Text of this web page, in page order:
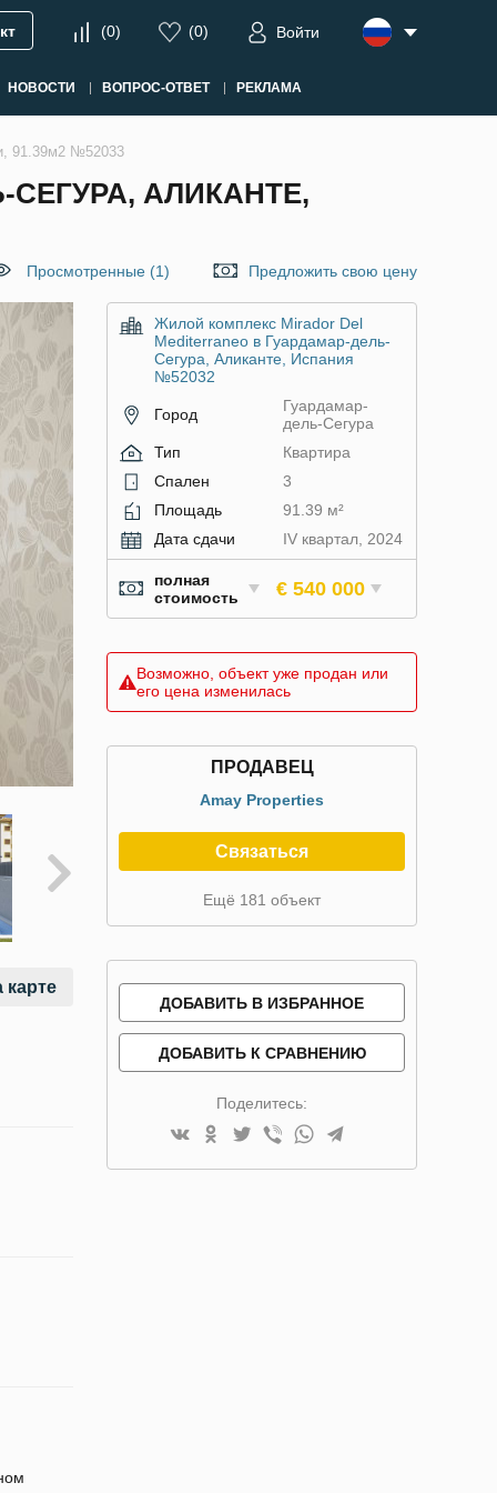
(0) (0) Войти
НОВОСТИ ВОПРОС-ОТВЕТ РЕКЛАМА
91.39м2 №52033
СЕГУРА, АЛИКАНТЕ,
Просмотренные (1) Предложить свою цену
карте
Жилой комплекс Mirador Del
Mediterraneo в Гуардамар-дель-
Сегура, Аликанте, Испания
№52032
Город
Гуардамар-
дель-Сегура
Тип
Квартира
Спален
3
Площадь
91.39 м²
Дата сдачи
IV квартал, 2024
полная
стоимость
€ 540 000
Возможно, объект уже продан или
его цена изменилась
ПРОДАВЕЦ
Amay Properties
Связаться
Ещё 181 объект
ДОБАВИТЬ В ИЗБРАННОЕ
ДОБАВИТЬ К СРАВНЕНИЮ
Поделитесь: